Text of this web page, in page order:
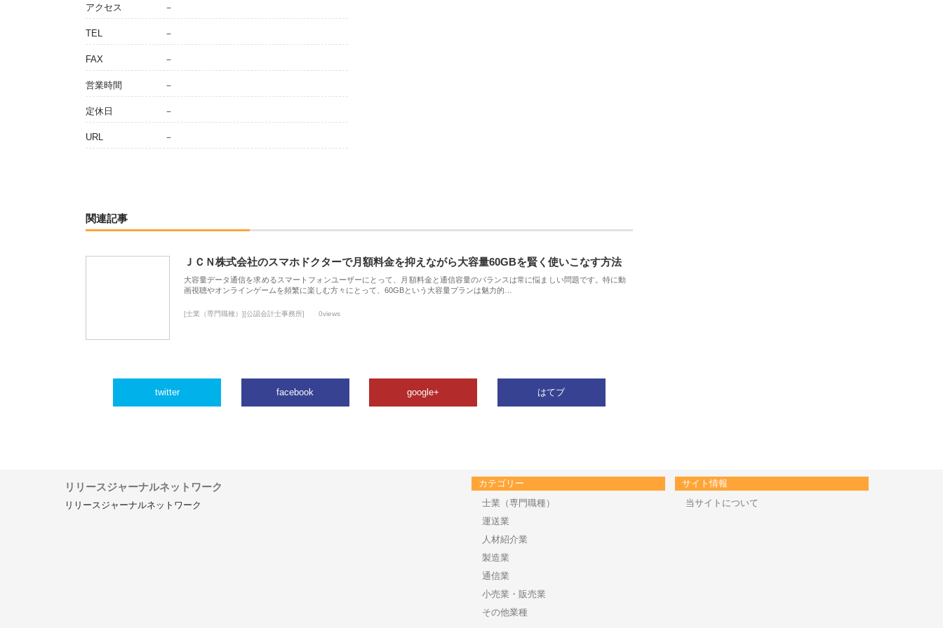
アクセス －
TEL －
FAX －
営業時間 －
定休日 －
URL －
関連記事
ＪＣＮ株式会社のスマホドクターで月額料金を抑えながら大容量60GBを賢く使いこなす方法
大容量データ通信を求めるスマートフォンユーザーにとって、月額料金と通信容量のバランスは常に悩ましい問題です。特に動
画視聴やオンラインゲームを頻繁に楽しむ方々にとって、60GBという大容量プランは魅力的…
[士業（専門職種）][公認会計士事務所] 0views
twitter facebook google+ はてブ
リリースジャーナルネットワーク
リリースジャーナルネットワーク
カテゴリー
士業（専門職種）
運送業
人材紹介業
製造業
通信業
小売業・販売業
その他業種
サイト情報
当サイトについて